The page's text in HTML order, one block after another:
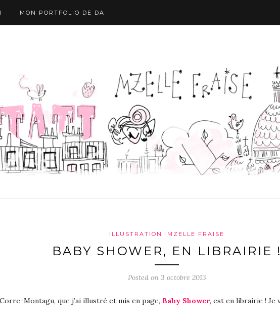
MON PORTFOLIO DE DA
ILLUSTRATION MZELLE FRAISE
BABY SHOWER, EN LIBRAIRIE !
Posted on 3 octobre 2013
Montagu, que j’ai illustré et mis en page, Baby Shower, est en librairie ! Je